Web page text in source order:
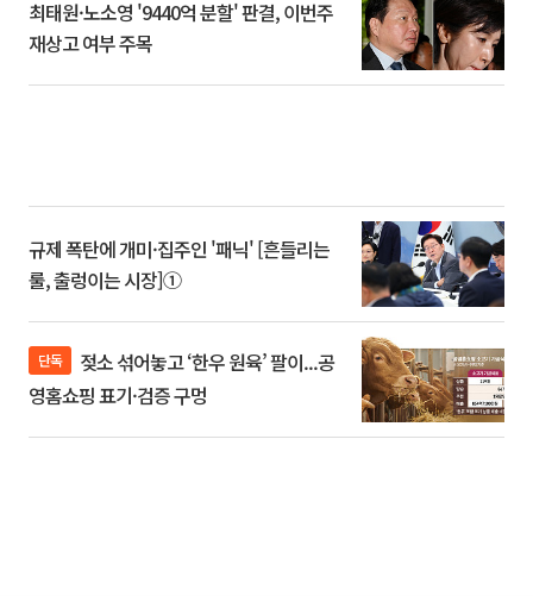
최태원·노소영 '9440억 분할' 판결, 이번주
재상고 여부 주목
규제 폭탄에 개미·집주인 '패닉' [흔들리는
룰, 출렁이는 시장]①
단독
영홈쇼핑 표기·검증 구멍